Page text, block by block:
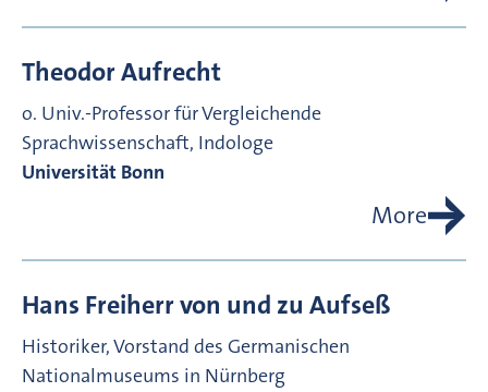
TheodorAufrecht
o. Univ.-Professor für Vergleichende
Sprachwissenschaft, Indologe
Universität Bonn
More
Hans Freiherr von und zu Aufseß
Historiker, Vorstand des Germanischen
Nationalmuseums in Nürnberg